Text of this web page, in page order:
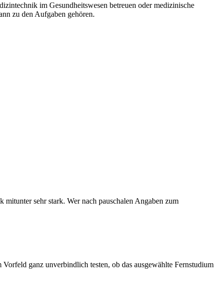
im Gesundheitswesen betreuen oder medizinische
zu den Aufgaben gehören.
sehr stark. Wer nach pauschalen Angaben zum
ganz unverbindlich testen, ob das ausgewählte Fernstudium